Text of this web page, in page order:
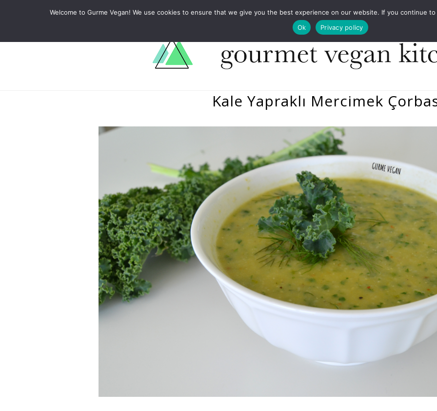
ABOUT RECIPES LEARN COOKBOOKS FOOD DESIGN PRESS
Kale Yapraklı Mercimek
Welcome to Gurme Vegan! We use cookies to ensure that we give you the best experience on our website. If you continue
Ok
Privacy policy